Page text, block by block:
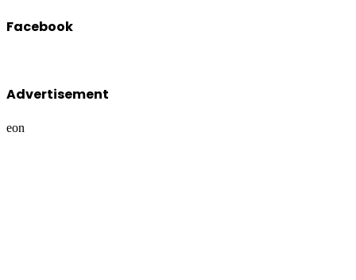
Facebook
Advertisement
eon